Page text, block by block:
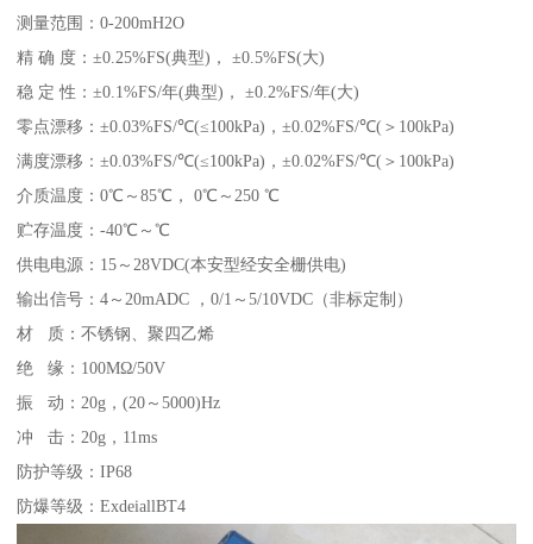
测量范围：0-200mH2O
精 确 度：±0.25%FS(典型)， ±0.5%FS(大)
稳 定 性：±0.1%FS/年(典型)， ±0.2%FS/年(大)
零点漂移：±0.03%FS/℃(≤100kPa)，±0.02%FS/℃(＞100kPa)
满度漂移：±0.03%FS/℃(≤100kPa)，±0.02%FS/℃(＞100kPa)
介质温度：0℃～85℃， 0℃～250 ℃
贮存温度：-40℃～℃
供电电源：15～28VDC(本安型经安全栅供电)
输出信号：4～20mADC ，0/1～5/10VDC（非标定制）
材 质：不锈钢、聚四乙烯
绝 缘：100MΩ/50V
振 动：20g，(20～5000)Hz
冲 击：20g，11ms
防护等级：IP68
防爆等级：ExdeiallBT4